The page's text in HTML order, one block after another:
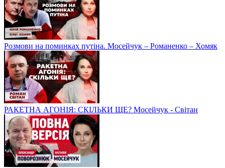
Розмови на поминках путіна. Мосейчук – Романенко – Хомяк
РАКЕТНА АГОНІЯ: СКІЛЬКИ ЩЕ? Мосейчук - Світан